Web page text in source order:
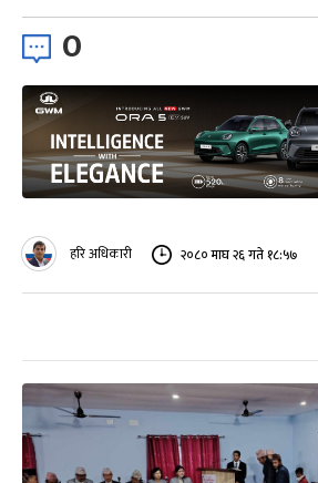
0
हरि अधिकारी २०८० माघ २६ गते १८:५७